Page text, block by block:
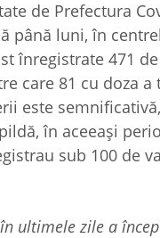
de Prefectura
până luni, în
înregistrate 471
care 81 cu doza a
este
în aceeași
sub 100 de
ultimele zile a